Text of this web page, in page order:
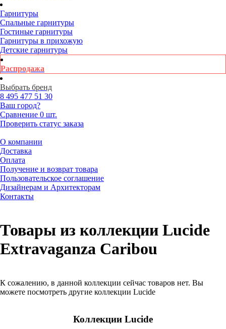
Гарнитуры
Спальные гарнитуры
Гостиные гарнитуры
Гарнитуры в прихожую
Детские гарнитуры
Распродажа
Выбрать бренд
8 495 477 51 30
Ваш город?
Сравнение 0 шт.
Проверить статус заказа
О компании
Доставка
Оплата
Получение и возврат товара
Пользовательское соглашение
Дизайнерам и Архитекторам
Контакты
Товары из коллекции Lucide
Extravaganza Caribou
К сожалению, в данной коллекции сейчас товаров нет. Вы
можете посмотреть другие коллекции Lucide
Коллекции Lucide